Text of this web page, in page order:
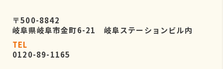
〒500-8842
岐阜県岐阜市金町6-21 岐阜ステーションビル内
TEL
0120-89-1165